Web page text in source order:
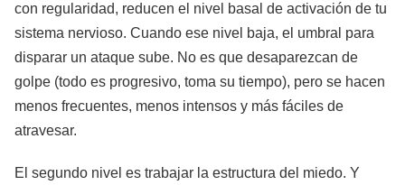
con regularidad, reducen el nivel basal de activación de tu
sistema nervioso. Cuando ese nivel baja, el umbral para
disparar un ataque sube. No es que desaparezcan de
golpe (todo es progresivo, toma su tiempo), pero se hacen
menos frecuentes, menos intensos y más fáciles de
atravesar.
El segundo nivel es trabajar la estructura del miedo. Y